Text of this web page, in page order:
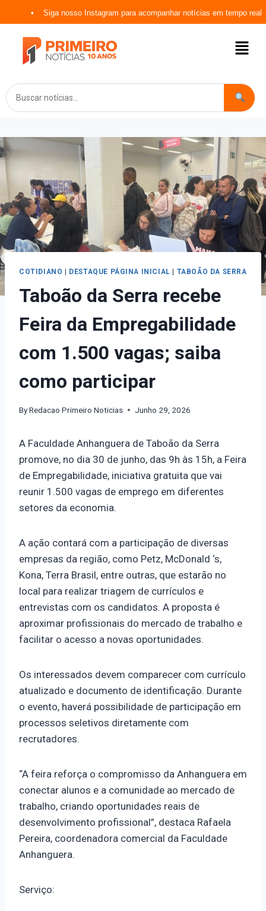
Siga nosso Instagram para acompanhar notícias em tempo real
COTIDIANO DESTAQUE PÁGINA INICIAL TABOÃO DA SERRA
Taboão da Serra recebe
Feira da Empregabilidade
com 1.500 vagas; saiba
como participar
ByRedacao Primeiro Noticias Junho 29, 2026
A Faculdade Anhanguera de Taboão da Serra
promove, no dia 30 de junho, das 9h às 15h, a Feira
de Empregabilidade, iniciativa gratuita que vai
reunir 1.500 vagas de emprego em diferentes
setores da economia.
A ação contará com a participação de diversas
empresas da região, como Petz, McDonald ‘s,
Kona, Terra Brasil, entre outras, que estarão no
local para realizar triagem de currículos e
entrevistas com os candidatos. A proposta é
aproximar profissionais do mercado de trabalho e
facilitar o acesso a novas oportunidades.
Os interessados devem comparecer com currículo
atualizado e documento de identificação. Durante
o evento, haverá possibilidade de participação em
processos seletivos diretamente com
recrutadores.
“A feira reforça o compromisso da Anhanguera em
conectar alunos e a comunidade ao mercado de
trabalho, criando oportunidades reais de
desenvolvimento profissional”, destaca Rafaela
Pereira, coordenadora comercial da Faculdade
Anhanguera.
Serviço: